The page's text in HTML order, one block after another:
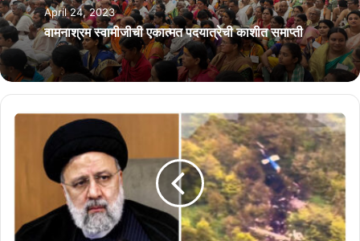
April 24, 2023
वामनाश्रम स्वामीजीची एकात्मत पदयात्रेची काशीत समाप्ती